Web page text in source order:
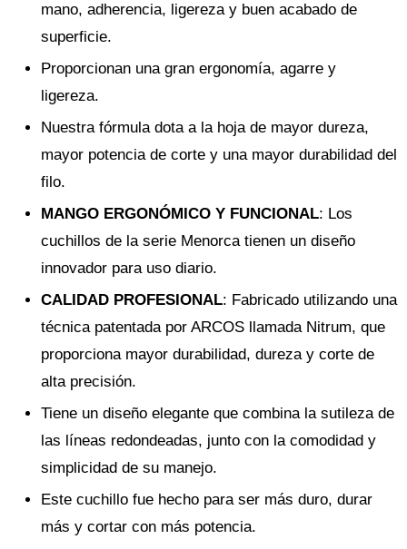
mano, adherencia, ligereza y buen acabado de
superficie.
Proporcionan una gran ergonomía, agarre y
ligereza.
Nuestra fórmula dota a la hoja de mayor dureza,
mayor potencia de corte y una mayor durabilidad del
filo.
MANGO ERGONÓMICO Y FUNCIONAL: Los
cuchillos de la serie Menorca tienen un diseño
innovador para uso diario.
CALIDAD PROFESIONAL: Fabricado utilizando una
técnica patentada por ARCOS llamada Nitrum, que
proporciona mayor durabilidad, dureza y corte de
alta precisión.
Tiene un diseño elegante que combina la sutileza de
las líneas redondeadas, junto con la comodidad y
simplicidad de su manejo.
Este cuchillo fue hecho para ser más duro, durar
más y cortar con más potencia.